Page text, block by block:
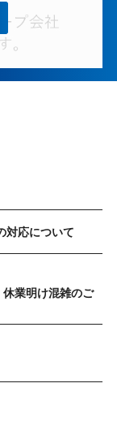
対応について
明け混雑のご